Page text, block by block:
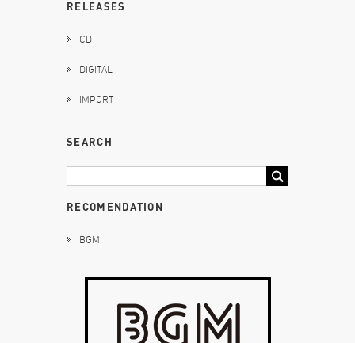
RELEASES
CD
DIGITAL
IMPORT
SEARCH
RECOMENDATION
BGM